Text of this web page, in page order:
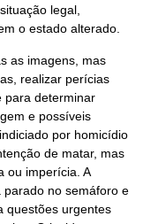
legal,
o estado alterado.
as imagens, mas
realizar perícias
para determinar
e possíveis
por homicídio
de matar, mas
ou imperícia. A
parado no semáforo e
questões urgentes